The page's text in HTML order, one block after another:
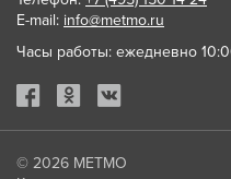
E-mail: info@metmo.ru
Часы работы: ежедневно
© 2026 МЕТМО